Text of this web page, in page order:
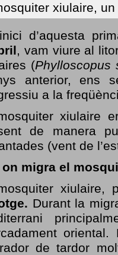
xiulaire,
d’aquesta
, vam viure al
(Phylloscopus
anterior, ens
a la
xiulaire
de manera
(vent de
on migra el
xiulaire,
Durant la
de tardor